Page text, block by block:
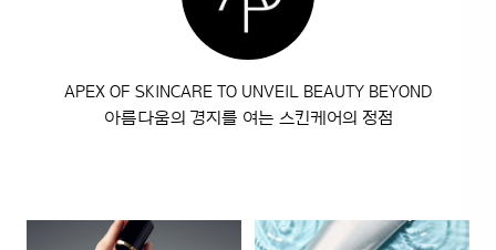
APEX OF SKINCARE TO UNVEIL BEAUTY BEYOND
아름다움의 경지를 여는 스킨케어의 정점